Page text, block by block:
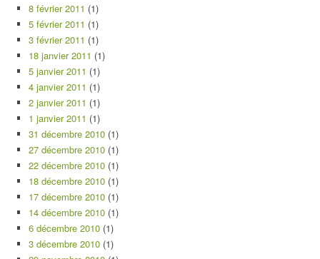
8 février 2011 (1)
5 février 2011 (1)
3 février 2011 (1)
18 janvier 2011 (1)
5 janvier 2011 (1)
4 janvier 2011 (1)
2 janvier 2011 (1)
1 janvier 2011 (1)
31 décembre 2010 (1)
27 décembre 2010 (1)
22 décembre 2010 (1)
18 décembre 2010 (1)
17 décembre 2010 (1)
14 décembre 2010 (1)
6 décembre 2010 (1)
3 décembre 2010 (1)